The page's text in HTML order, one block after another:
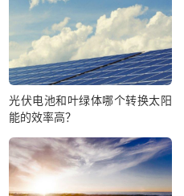
光伏电池和叶绿体哪个转换太阳
能的效率高？